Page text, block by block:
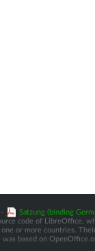
- Satzung (binding
code of LibreOffice,
or more countries.
was based on